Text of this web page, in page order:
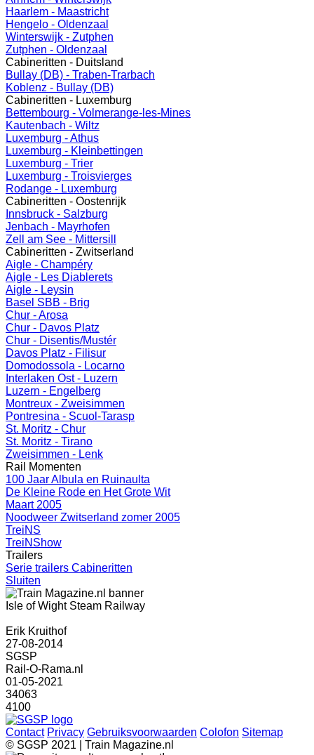
Haarlem - Maastricht
Hengelo - Oldenzaal
Winterswijk - Zutphen
Zutphen - Oldenzaal
Cabineritten - Duitsland
Bullay (DB) - Traben-Trarbach
Koblenz - Bullay (DB)
Cabineritten - Luxemburg
Bettembourg - Volmerange-les-Mines
Kautenbach - Wiltz
Luxemburg - Athus
Luxemburg - Kleinbettingen
Luxemburg - Trier
Luxemburg - Troisvierges
Rodange - Luxemburg
Cabineritten - Oostenrijk
Innsbruck - Salzburg
Jenbach - Mayrhofen
Zell am See - Mittersill
Cabineritten - Zwitserland
Aigle - Champéry
Aigle - Les Diablerets
Aigle - Leysin
Basel SBB - Brig
Chur - Arosa
Chur - Davos Platz
Chur - Disentis/Mustér
Davos Platz - Filisur
Domodossola - Locarno
Interlaken Ost - Luzern
Luzern - Engelberg
Montreux - Zweisimmen
Pontresina - Scuol-Tarasp
St. Moritz - Chur
St. Moritz - Tirano
Zweisimmen - Lenk
Rail Momenten
100 Jaar Albula en Ruinaulta
De Kleine Rode en Het Grote Wit
Maart 2005
Noodweer Zwitserland zomer 2005
TreiNS
TreiNShow
Trailers
Serie trailers Cabineritten
Sluiten
Isle of Wight Steam Railway
Erik Kruithof
27-08-2014
SGSP
Rail-O-Rama.nl
01-05-2021
34063
4100
Contact Privacy Gebruiksvoorwaarden Colofon Sitemap
© SGSP 2021 | Train Magazine.nl